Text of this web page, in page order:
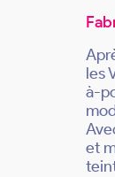
les
à-
et